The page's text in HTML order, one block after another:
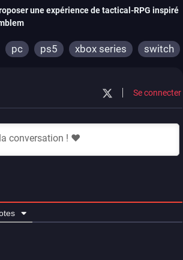
une expérience de tactical-RPG inspiré
pc ps5 xbox series switch
Se connecter